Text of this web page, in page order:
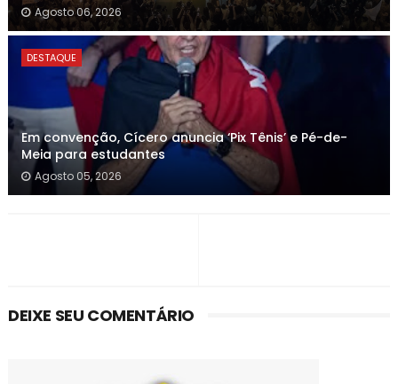
Agosto 06, 2026
DESTAQUE
Em convenção, Cícero anuncia ‘Pix Tênis’ e Pé-de-
Meia para estudantes
Agosto 05, 2026
DEIXE SEU COMENTÁRIO